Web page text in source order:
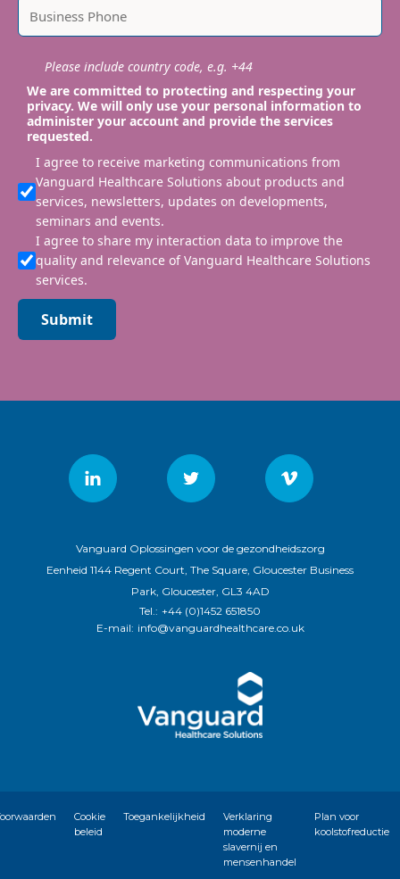
Please include country code, e.g. +44
We are committed to protecting and respecting your
privacy. We will only use your personal information to
administer your account and provide the services
requested.
I agree to receive marketing communications from
Vanguard Healthcare Solutions about products and
services, newsletters, updates on developments,
seminars and events.
I agree to share my interaction data to improve the
quality and relevance of Vanguard Healthcare Solutions
services.
Submit
Vanguard Oplossingen voor de gezondheidszorg
Eenheid 1144 Regent Court, The Square, Gloucester Business
Park, Gloucester, GL3 4AD
Tel.: +44 (0)1452 651850
E-mail: info@vanguardhealthcare.co.uk
Cookie
beleid
Toegankelijkheid
Verklaring
moderne
slavernij en
mensenhandel
Plan voor
koolstofreductie